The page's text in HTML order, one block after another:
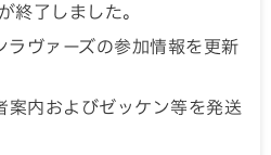
終了しました。
ヴァーズの参加情報を更新
内およびゼッケン等を発送